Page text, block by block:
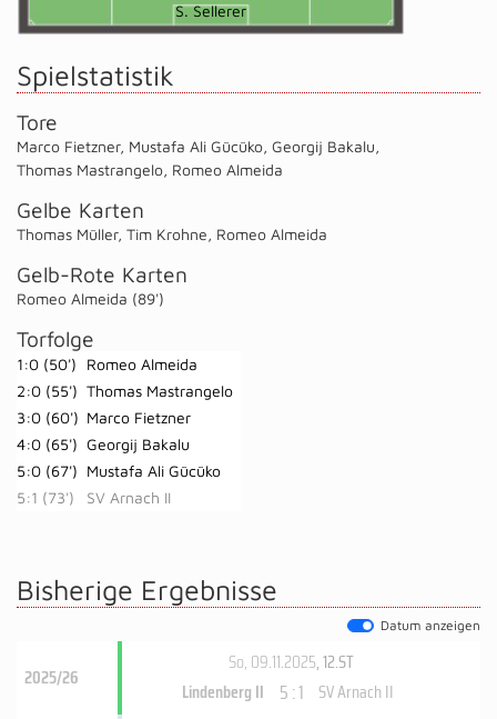
S. Sellerer
Spielstatistik
Tore
Marco Fietzner, Mustafa Ali Gücüko, Georgij Bakalu,
Thomas Mastrangelo, Romeo Almeida
Gelbe Karten
Thomas Müller, Tim Krohne, Romeo Almeida
Gelb-Rote Karten
Romeo Almeida (89')
Torfolge
1:0 (50')
Romeo Almeida
2:0 (55') Thomas Mastrangelo
3:0 (60') Marco Fietzner
4:0 (65') Georgij Bakalu
5:0 (67') Mustafa Ali Gücüko
5:1 (73')
SV Arnach II
Bisherige Ergebnisse
Datum anzeigen
2025/26
So, 09.11.2025, 12.ST
Lindenberg II
5 : 1 SV Arnach II